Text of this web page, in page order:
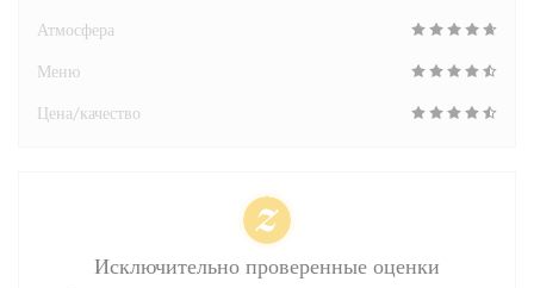
Атмосфера
Меню
Цена/качество
Исключительно проверенные оценки